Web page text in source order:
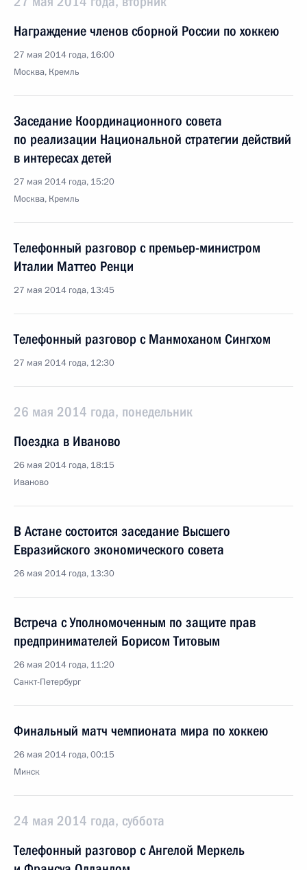
Награждение членов сборной России по хоккею
27 мая 2014 года, 16:00
Москва, Кремль
Заседание Координационного совета
по реализации Национальной стратегии действий
в интересах детей
27 мая 2014 года, 15:20
Москва, Кремль
Телефонный разговор с премьер-министром
Италии Маттео Ренци
27 мая 2014 года, 13:45
Телефонный разговор с Манмоханом Сингхом
27 мая 2014 года, 12:30
26 мая 2014 года, понедельник
Поездка в Иваново
26 мая 2014 года, 18:15
Иваново
В Астане состоится заседание Высшего
Евразийского экономического совета
26 мая 2014 года, 13:30
Встреча с Уполномоченным по защите прав
предпринимателей Борисом Титовым
26 мая 2014 года, 11:20
Санкт-Петербург
Финальный матч чемпионата мира по хоккею
26 мая 2014 года, 00:15
Минск
24 мая 2014 года, суббота
Телефонный разговор с Ангелой Меркель